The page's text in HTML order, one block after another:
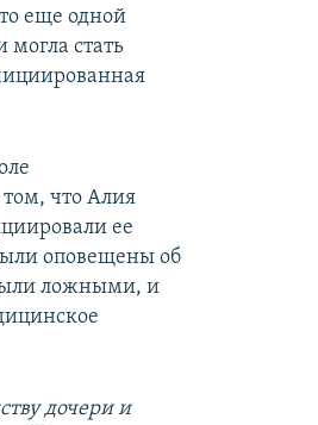
еще одной
стать
том, что Алия
ее
оповещены об
ложными, и
дочери и